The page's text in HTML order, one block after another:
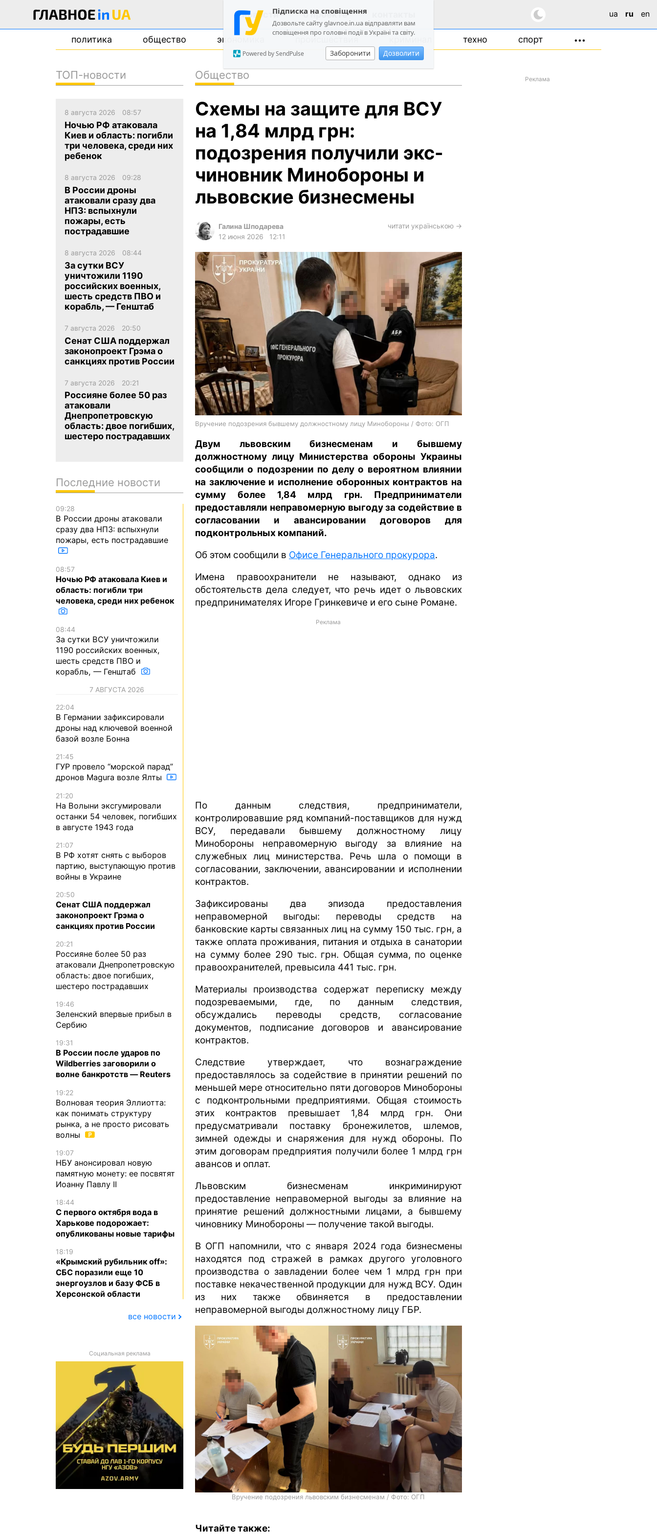
Підписка на сповіщення
Дозвольте сайту glavnoe.in.ua відправляти вам
сповіщення про головні події в Україні та світу.
Заборонити Дозволити
Powered by SendPulse
новости о проекте ua ru en
политика общество экономика происшествия криминал техно спорт •••
политика
общество
происшествия
криминал
техно
gambling
en
Общество
Схемы на защите для ВСУ
на 1,84 млрд грн:
подозрения получили экс-
чиновник Минобороны и
львовские бизнесмены
Галина Шподарева
12 июня 2026
12:11
читати українською →
Вручение подозрения бывшему должностному лицу Минобороны / Фото: ОГП
Двум львовским бизнесменам и бывшему
должностному лицу Министерства обороны Украины
сообщили о подозрении по делу о вероятном влиянии
на заключение и исполнение оборонных контрактов на
сумму более 1,84 млрд грн. Предприниматели
предоставляли неправомерную выгоду за содействие в
согласовании и авансировании договоров для
подконтрольных компаний.
Об этом сообщили в Офисе Генерального прокурора.
Имена правоохранители не называют, однако из
обстоятельств дела следует, что речь идет о львовских
предпринимателях Игоре Гринкевиче и его сыне Романе.
Реклама
По данным следствия, предприниматели,
контролировавшие ряд компаний-поставщиков для нужд
ВСУ, передавали бывшему должностному лицу
Минобороны неправомерную выгоду за влияние на
служебных лиц министерства. Речь шла о помощи в
согласовании, заключении, авансировании и исполнении
контрактов.
Зафиксированы два эпизода предоставления
неправомерной выгоды: переводы средств на
банковские карты связанных лиц на сумму 150 тыс. грн, а
также оплата проживания, питания и отдыха в санатории
на сумму более 290 тыс. грн. Общая сумма, по оценке
правоохранителей, превысила 441 тыс. грн.
Материалы производства содержат переписку между
подозреваемыми, где, по данным следствия,
обсуждались переводы средств, согласование
документов, подписание договоров и авансирование
контрактов.
Следствие утверждает, что вознаграждение
предоставлялось за содействие в принятии решений по
меньшей мере относительно пяти договоров Минобороны
с подконтрольными предприятиями. Общая стоимость
этих контрактов превышает 1,84 млрд грн. Они
предусматривали поставку бронежилетов, шлемов,
зимней одежды и снаряжения для нужд обороны. По
этим договорам предприятия получили более 1 млрд грн
авансов и оплат.
Львовским бизнесменам инкриминируют
предоставление неправомерной выгоды за влияние на
принятие решений должностными лицами, а бывшему
чиновнику Минобороны — получение такой выгоды.
В ОГП напомнили, что с января 2024 года бизнесмены
находятся под стражей в рамках другого уголовного
производства о завладении более чем 1 млрд грн при
поставке некачественной продукции для нужд ВСУ. Один
из них также обвиняется в предоставлении
неправомерной выгоды должностному лицу ГБР.
Вручение подозрения львовским бизнесменам / Фото: ОГП
Читайте также:
Реклама
ТОП-новости
8 августа 2026 08:57
Ночью РФ атаковала
Киев и область: погибли
три человека, среди них
ребенок
8 августа 2026 09:28
В России дроны
атаковали сразу два
НПЗ: вспыхнули
пожары, есть
пострадавшие
8 августа 2026 08:44
За сутки ВСУ
уничтожили 1190
российских военных,
шесть средств ПВО и
корабль, — Генштаб
7 августа 2026 20:50
Сенат США поддержал
законопроект Грэма о
санкциях против России
7 августа 2026 20:21
Россияне более 50 раз
атаковали
Днепропетровскую
область: двое погибших,
шестеро пострадавших
Последние новости
09:28
В России дроны атаковали
сразу два НПЗ: вспыхнули
пожары, есть пострадавшие
08:57
Ночью РФ атаковала Киев и
область: погибли три
человека, среди них ребенок
08:44
За сутки ВСУ уничтожили
1190 российских военных,
шесть средств ПВО и
корабль, — Генштаб
7 АВГУСТА 2026
22:04
В Германии зафиксировали
дроны над ключевой военной
базой возле Бонна
21:45
ГУР провело “морской парад”
дронов Magura возле Ялты
21:20
На Волыни эксгумировали
останки 54 человек, погибших
в августе 1943 года
21:07
В РФ хотят снять с выборов
партию, выступающую против
войны в Украине
20:50
Сенат США поддержал
законопроект Грэма о
санкциях против России
20:21
Россияне более 50 раз
атаковали Днепропетровскую
область: двое погибших,
шестеро пострадавших
19:46
Зеленский впервые прибыл в
Сербию
19:31
В России после ударов по
Wildberries заговорили о
волне банкротств — Reuters
19:22
Волновая теория Эллиотта:
как понимать структуру
рынка, а не просто рисовать
волны
19:07
НБУ анонсировал новую
памятную монету: ее посвятят
Иоанну Павлу II
18:44
С первого октября вода в
Харькове подорожает:
опубликованы новые тарифы
18:19
«Крымский рубильник off»:
СБС поразили еще 10
энергоузлов и базу ФСБ в
Херсонской области
все новости
Социальная реклама